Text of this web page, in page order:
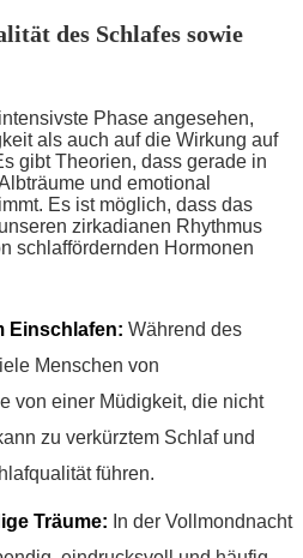
des Schlafes sowie
Phase angesehen,
als auch auf die Wirkung auf
gibt Theorien, dass gerade in
und emotional
Es ist möglich, dass das
zirkadianen Rhythmus
schlaffördernden Hormonen
Einschlafen: Während des
Menschen von
von einer Müdigkeit, die nicht
zu verkürztem Schlaf und
führen.
Träume: In der Vollmondnacht